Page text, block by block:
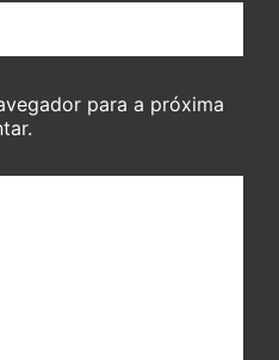
para a próxima